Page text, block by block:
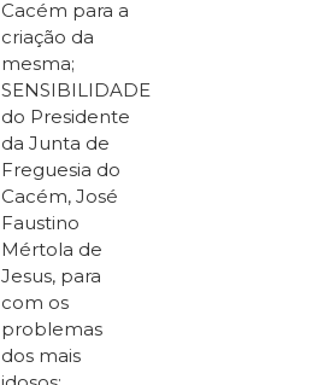
Cacém para a
criação da
mesma;
SENSIBILIDADE
do Presidente
da Junta de
Freguesia do
Cacém, José
Faustino
Mértola de
Jesus, para
com os
problemas
dos mais